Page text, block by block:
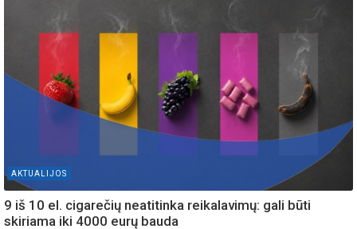
AKTUALIJOS
9 iš 10 el. cigarečių neatitinka reikalavimų: gali būti
skiriama iki 4000 eurų bauda